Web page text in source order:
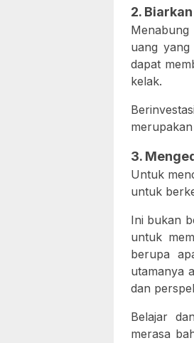
2.
uang
dapat
kelak.
3.
Untuk
untuk
Ini bukan
untuk
berupa
utamanya
dan
Belajar
merasa